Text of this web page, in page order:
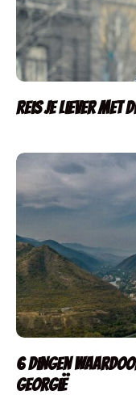
Reis je liever met
6 dingen
Georgië